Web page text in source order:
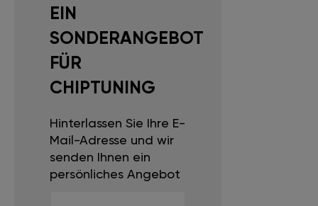
EIN
SONDERANGEBOT
FÜR
CHIPTUNING
Hinterlassen Sie Ihre E-
Mail-Adresse und wir
senden Ihnen ein
persönliches Angebot